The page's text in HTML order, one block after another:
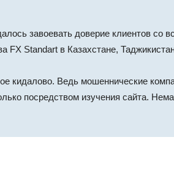
завоевать доверие клиентов со
Standart в Казахстане,
кидалово. Ведь мошеннические
посредством изучения сайта.